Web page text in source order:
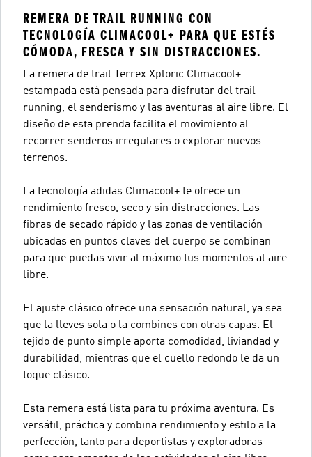
REMERA DE TRAIL RUNNING CON
TECNOLOGÍA CLIMACOOL+ PARA QUE ESTÉS
CÓMODA, FRESCA Y SIN DISTRACCIONES.
La remera de trail Terrex Xploric Climacool+
estampada está pensada para disfrutar del trail
running, el senderismo y las aventuras al aire libre. El
diseño de esta prenda facilita el movimiento al
recorrer senderos irregulares o explorar nuevos
terrenos.
La tecnología adidas Climacool+ te ofrece un
rendimiento fresco, seco y sin distracciones. Las
fibras de secado rápido y las zonas de ventilación
ubicadas en puntos claves del cuerpo se combinan
para que puedas vivir al máximo tus momentos al aire
libre.
El ajuste clásico ofrece una sensación natural, ya sea
que la lleves sola o la combines con otras capas. El
tejido de punto simple aporta comodidad, liviandad y
durabilidad, mientras que el cuello redondo le da un
toque clásico.
Esta remera está lista para tu próxima aventura. Es
versátil, práctica y combina rendimiento y estilo a la
perfección, tanto para deportistas y exploradoras